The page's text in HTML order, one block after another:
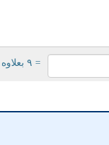
= ۹ بعلاوه ۳